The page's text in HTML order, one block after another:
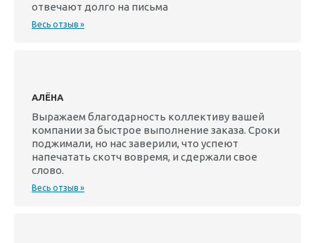
отвечают долго на письма
Весь отзыв »
АЛЁНА
Выражаем благодарность коллективу вашей
компании за быстрое выполнение заказа. Сроки
поджимали, но нас заверили, что успеют
напечатать скотч вовремя, и сдержали свое
слово.
Весь отзыв »